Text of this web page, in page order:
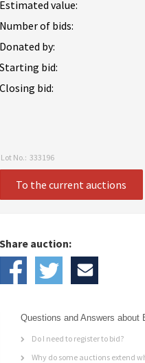
Estimated value:
Number of bids:
Donated by:
Starting bid:
Closing bid:
Lot No.: 333196
To the current auctions
Share auction:
Questions and Answers about
Do I need to register to bid?
Why do some auctions extend